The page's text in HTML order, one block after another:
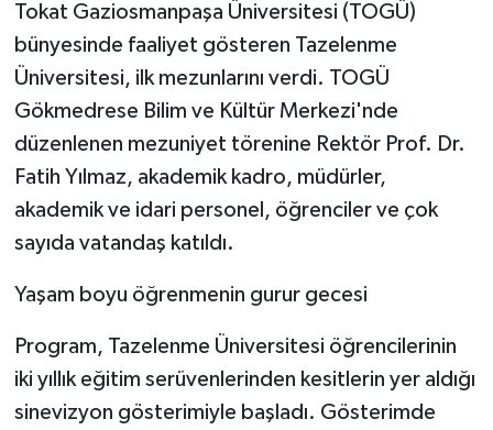
Tokat Gaziosmanpaşa Üniversitesi (TOGÜ)
bünyesinde faaliyet gösteren Tazelenme
Üniversitesi, ilk mezunlarını verdi. TOGÜ
Gökmedrese Bilim ve Kültür Merkezi'nde
düzenlenen mezuniyet törenine Rektör Prof. Dr.
Fatih Yılmaz, akademik kadro, müdürler,
akademik ve idari personel, öğrenciler ve çok
sayıda vatandaş katıldı.
Yaşam boyu öğrenmenin gurur gecesi
Program, Tazelenme Üniversitesi öğrencilerinin
iki yıllık eğitim serüvenlerinden kesitlerin yer aldığı
sinevizyon gösterimiyle başladı. Gösterimde